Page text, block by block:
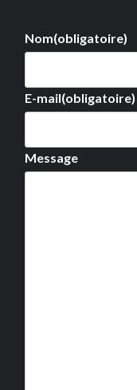
Nom(obligatoire)
E-mail(obligatoire)
Message